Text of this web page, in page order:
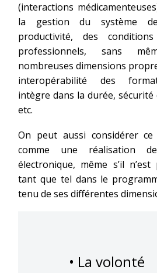
(interactions
la gestion du système
productivité, des
professionnels, sans
nombreuses dimensions
interopérabilité des
intègre dans la durée, sécurité
etc.
On peut aussi considérer
comme une réalisation de
électronique, même s’il
tant que tel dans le
tenu de ses différentes
• La volonté